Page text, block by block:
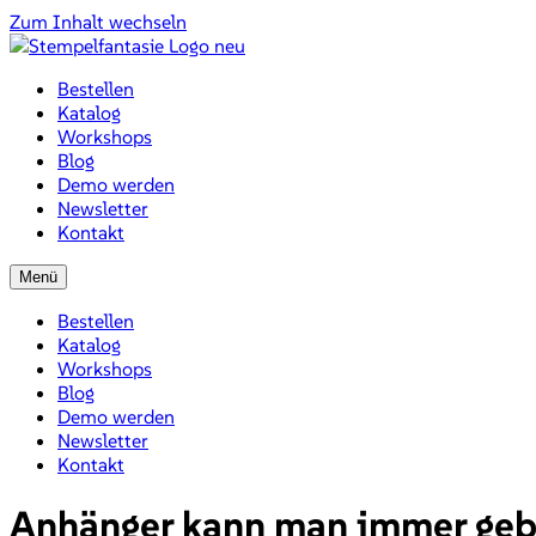
Zum Inhalt wechseln
Bestellen
Katalog
Workshops
Blog
Demo werden
Newsletter
Kontakt
Menü
Bestellen
Katalog
Workshops
Blog
Demo werden
Newsletter
Kontakt
Anhänger kann man immer